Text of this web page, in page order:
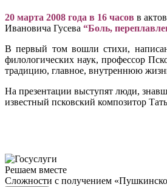
20 марта 2008 года в 16 часов в
Ивановича Гусева “Боль,
В первый том вошли стихи,
филологических наук, профессор
традицию, главное, внутреннюю
На презентации выступят люди,
известный псковский композитор
Решаем вместе
Сложности с получением